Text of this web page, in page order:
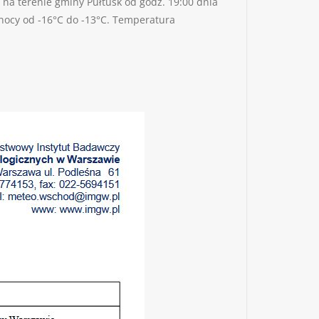
od -16°C do -13°C. Temperatura